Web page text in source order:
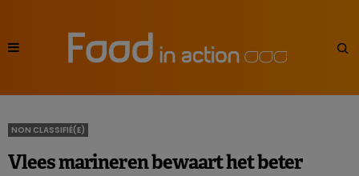
NON CLASSIFIÉ(E)
Vlees marineren bewaart het beter